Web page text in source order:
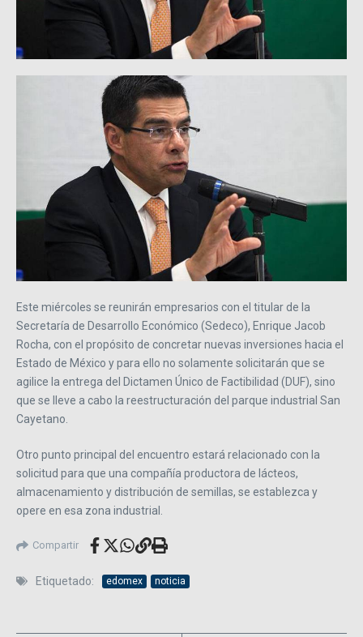
Este miércoles se reunirán empresarios con el titular de la
Secretaría de Desarrollo Económico (Sedeco), Enrique Jacob
Rocha, con el propósito de concretar nuevas inversiones hacia el
Estado de México y para ello no solamente solicitarán que se
agilice la entrega del Dictamen Único de Factibilidad (DUF), sino
que se lleve a cabo la reestructuración del parque industrial San
Cayetano.
Otro punto principal del encuentro estará relacionado con la
solicitud para que una compañía productora de lácteos,
almacenamiento y distribución de semillas, se establezca y
opere en esa zona industrial.
Compartir
Etiquetado: edomex noticia